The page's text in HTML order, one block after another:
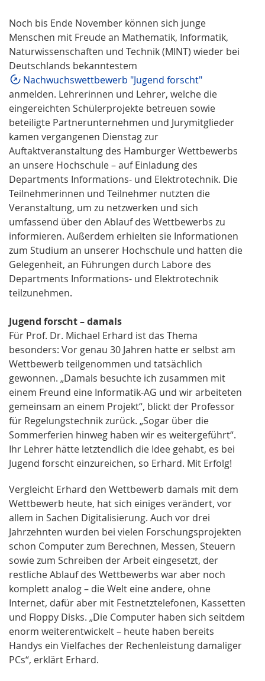
Noch bis Ende November können sich junge
Menschen mit Freude an Mathematik, Informatik,
Naturwissenschaften und Technik (MINT) wieder bei
Deutschlands bekanntestem
Nachwuchswettbewerb "Jugend forscht"
anmelden. Lehrerinnen und Lehrer, welche die
eingereichten Schülerprojekte betreuen sowie
beteiligte Partnerunternehmen und Jurymitglieder
kamen vergangenen Dienstag zur
Auftaktveranstaltung des Hamburger Wettbewerbs
an unsere Hochschule – auf Einladung des
Departments Informations- und Elektrotechnik. Die
Teilnehmerinnen und Teilnehmer nutzten die
Veranstaltung, um zu netzwerken und sich
umfassend über den Ablauf des Wettbewerbs zu
informieren. Außerdem erhielten sie Informationen
zum Studium an unserer Hochschule und hatten die
Gelegenheit, an Führungen durch Labore des
Departments Informations- und Elektrotechnik
teilzunehmen.
Jugend forscht – damals
Für Prof. Dr. Michael Erhard ist das Thema
besonders: Vor genau 30 Jahren hatte er selbst am
Wettbewerb teilgenommen und tatsächlich
gewonnen. „Damals besuchte ich zusammen mit
einem Freund eine Informatik-AG und wir arbeiteten
gemeinsam an einem Projekt“, blickt der Professor
für Regelungstechnik zurück. „Sogar über die
Sommerferien hinweg haben wir es weitergeführt“.
Ihr Lehrer hätte letztendlich die Idee gehabt, es bei
Jugend forscht einzureichen, so Erhard. Mit Erfolg!
Vergleicht Erhard den Wettbewerb damals mit dem
Wettbewerb heute, hat sich einiges verändert, vor
allem in Sachen Digitalisierung. Auch vor drei
Jahrzehnten wurden bei vielen Forschungsprojekten
schon Computer zum Berechnen, Messen, Steuern
sowie zum Schreiben der Arbeit eingesetzt, der
restliche Ablauf des Wettbewerbs war aber noch
komplett analog – die Welt eine andere, ohne
Internet, dafür aber mit Festnetztelefonen, Kassetten
und Floppy Disks. „Die Computer haben sich seitdem
enorm weiterentwickelt – heute haben bereits
Handys ein Vielfaches der Rechenleistung damaliger
PCs“, erklärt Erhard.